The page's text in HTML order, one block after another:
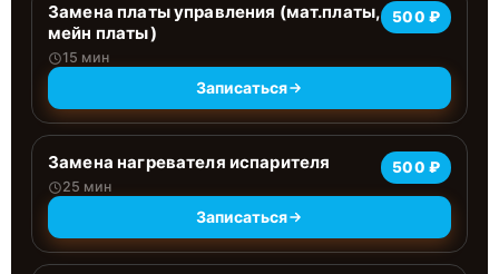
Замена платы управления (мат.платы,
мейн платы)
15 мин
500 ₽
Записаться
Замена нагревателя испарителя
25 мин
500 ₽
Записаться